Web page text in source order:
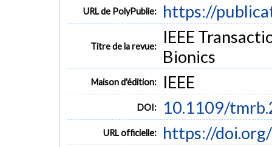
URL de PolyPublie: https://
Titre de la revue:
IEEE
Bionics
Maison d'édition: IEEE
DOI: 10.1109/
URL officielle: https://